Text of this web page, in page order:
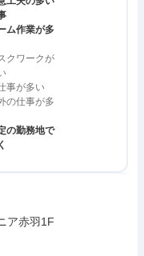
ム作業が多
クワークが
事が多い
の仕事が多
の勤務地で
ア赤羽1F